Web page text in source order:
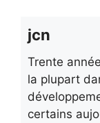
jcn
Trente
la plupart
certains